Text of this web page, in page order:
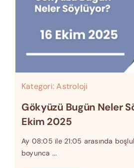
Kategori:Astroloji
Gökyüzü Bugün Neler
Ekim 2025
Ay 08:05 ile 21:05 arasında
boyunca ...